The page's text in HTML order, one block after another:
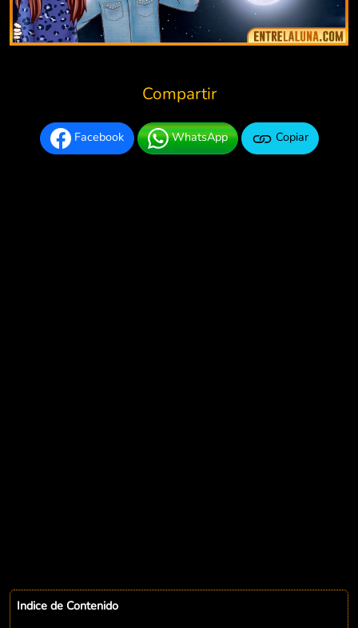
Compartir
Facebook WhatsApp Copiar
Indice de Contenido